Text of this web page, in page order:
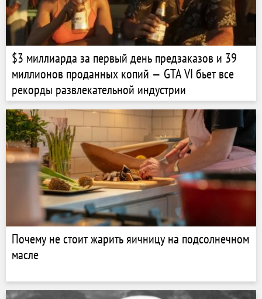
$3 миллиарда за первый день предзаказов и 39
миллионов проданных копий — GTA VI бьет все
рекорды развлекательной индустрии
Почему не стоит жарить яичницу на подсолнечном
масле